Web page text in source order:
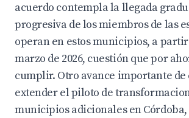
acuerdo contempla la llegada
progresiva de los miembros de las
operan en estos municipios, a partir
marzo de 2026, cuestión que por
cumplir. Otro avance importante de
extender el piloto de
municipios adicionales en